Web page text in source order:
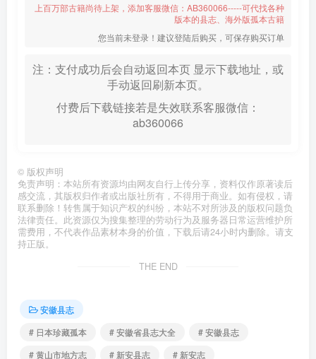
上百万部古籍尚待上架，添加客服微信：AB360066-----可代找各种
版本的县志、海外版孤本古籍
您当前未登录！建议登陆后购买，可保存购买订单
注：支付成功后会自动返回本页 显示下载地址，或
手动返回刷新本页。
付费后下载链接若是失效联系客服微信：
ab360066
© 版权声明
免责声明：本站所有资源均由网友自行上传分享，资料仅作原著读后
感交流，其版权归作者或出版社所有，不得用于商业。如有侵权，请
联系删除！转售属于知识产权的纠纷，本站不对所涉及的版权问题负
法律责任。此资源仅为搜集整理的劳动行为及服务器日常运营维护所
需费用，不代表作品素材本身的价值，下载后请24小时内删除。请支
持正版。
THE END
安徽县志
# 日本珍藏孤本
# 安徽省县志大全
# 安徽县志
# 黄山市地方志
# 新安县志 # 新安志